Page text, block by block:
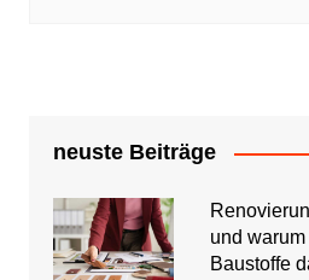
neuste Beiträge
und
Baustoffe